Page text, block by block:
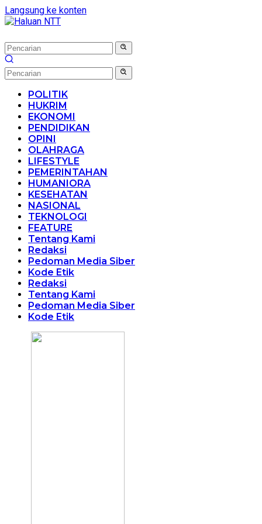
Langsung ke konten
POLITIK
HUKRIM
EKONOMI
PENDIDIKAN
OPINI
OLAHRAGA
LIFESTYLE
PEMERINTAHAN
HUMANIORA
KESEHATAN
NASIONAL
TEKNOLOGI
FEATURE
Tentang Kami
Redaksi
Pedoman Media Siber
Kode Etik
Redaksi
Tentang Kami
Pedoman Media Siber
Kode Etik